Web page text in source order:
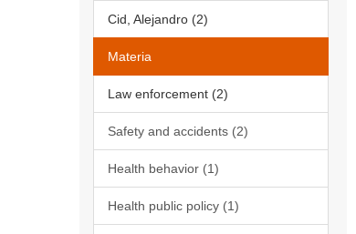
Cid, Alejandro (2)
Materia
Law enforcement (2)
Safety and accidents (2)
Health behavior (1)
Health public policy (1)